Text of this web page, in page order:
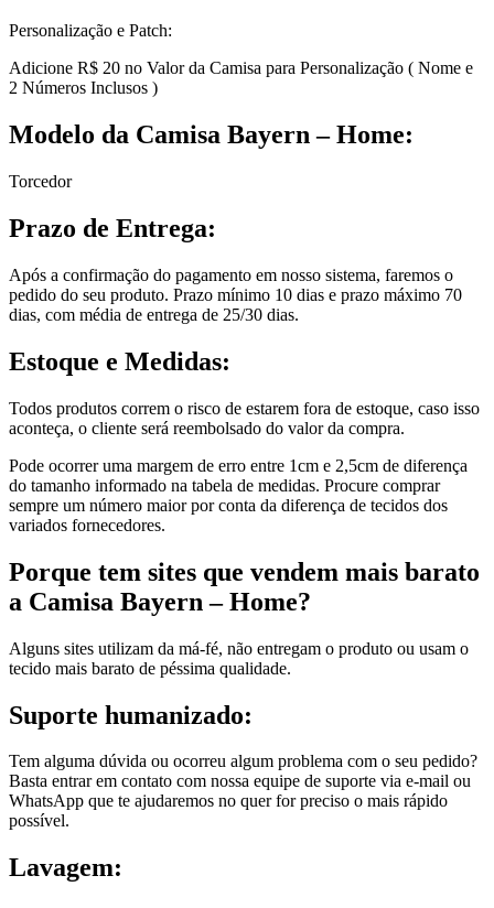
Personalização e Patch:
Adicione R$ 20 no Valor da Camisa para Personalização ( Nome e
2 Números Inclusos )
Modelo da Camisa Bayern – Home:
Torcedor
Prazo de Entrega:
Após a confirmação do pagamento em nosso sistema, faremos o
pedido do seu produto. Prazo mínimo 10 dias e prazo máximo 70
dias, com média de entrega de 25/30 dias.
Estoque e Medidas:
Todos produtos correm o risco de estarem fora de estoque, caso isso
aconteça, o cliente será reembolsado do valor da compra.
Pode ocorrer uma margem de erro entre 1cm e 2,5cm de diferença
do tamanho informado na tabela de medidas. Procure comprar
sempre um número maior por conta da diferença de tecidos dos
variados fornecedores.
Porque tem sites que vendem mais barato
a Camisa Bayern – Home?
Alguns sites utilizam da má-fé, não entregam o produto ou usam o
tecido mais barato de péssima qualidade.
Suporte humanizado:
Tem alguma dúvida ou ocorreu algum problema com o seu pedido?
Basta entrar em contato com nossa equipe de suporte via e-mail ou
WhatsApp que te ajudaremos no quer for preciso o mais rápido
possível.
Lavagem: